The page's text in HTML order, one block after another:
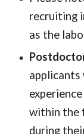
recruiting
as the
applicants
within the
during